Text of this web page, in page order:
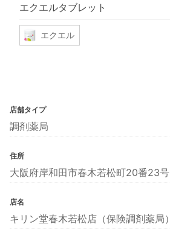
エクエルタブレット
エクエル
店舗タイプ
調剤薬局
住所
大阪府岸和田市春木若松町20番23号
店名
キリン堂春木若松店（保険調剤薬局）